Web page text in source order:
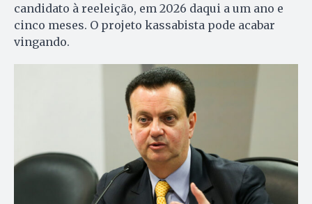
candidato à reeleição, em 2026 daqui a um ano e
cinco meses. O projeto kassabista pode acabar
vingando.